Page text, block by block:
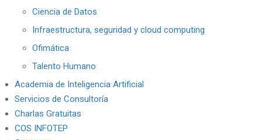
Ciencia de Datos
Infraestructura, seguridad y cloud computing
Ofimática
Talento Humano
Academia de Inteligencia Artificial
Servicios de Consultoría
Charlas Gratuitas
COS INFOTEP